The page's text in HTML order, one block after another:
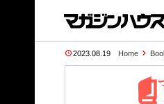
2023.08.19 Home